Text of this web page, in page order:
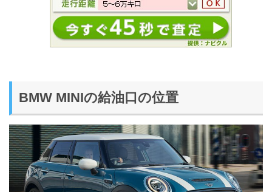
BMW MINIの給油口の位置